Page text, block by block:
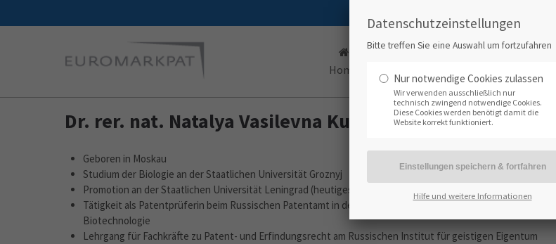
Home
Dr. rer. nat. Natalya Vasilevna Kusenkova
Geboren in Moskau
Studium der Biologie an der Staatlichen Universität Groznyj
Promotion an der Staatlichen Universität Leningrad (heutiges St. Petersburg)
Tätigkeit als Patentprüferin beim Russischen Patentamt in der Abteilung für Lebensmittelindustrie und
Biotechnologie
Lehrgang für Fachkräfte zu Patent- und Erfindungsrecht am Russischen Institut für geistigen Eigentum
Datenschutzeinstellungen
Bitte treffen Sie eine Auswahl um fortzufahren
Nur notwendige Cookies zulassen
Wir verwenden ausschließlich nur
technisch zwingend notwendige Cookies.
Diese Cookies werden benötigt damit die
Website korrekt funktioniert.
Hilfe und weitere Informationen